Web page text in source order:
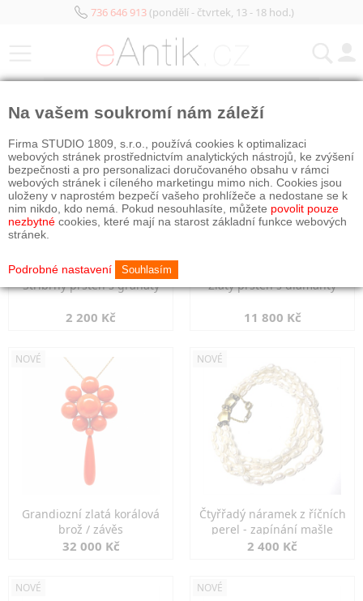
736 646 913(pondělí - čtvrtek, 13 - 18 hod.)
Stříbrný prsten s granáty
2 200 Kč
Zlatý prsten s diamanty
11 800 Kč
NOVÉ
Grandiozní zlatá korálová
brož / závěs
32 000 Kč
NOVÉ
Čtyřřadý náramek z říčních
perel - zapínání mašle
2 400 Kč
NOVÉ NOVÉ
Na vašem soukromí nám záleží
Firma STUDIO 1809, s.r.o., používá cookies k optimalizaci
webových stránek prostřednictvím analytických nástrojů, ke zvýšení
bezpečnosti a pro personalizaci doručovaného obsahu v rámci
webových stránek i cíleného marketingu mimo nich. Cookies jsou
uloženy v naprostém bezpečí vašeho prohlížeče a nedostane se k
nim nikdo, kdo nemá. Pokud nesouhlasíte, můžete povolit pouze
nezbytné cookies, které mají na starost základní funkce webových
stránek.
Podrobné nastavení Souhlasím